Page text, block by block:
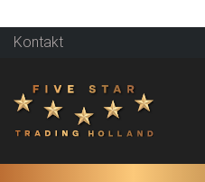
Kontakt